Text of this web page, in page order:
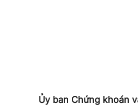
Ủy ban Chứng khoán